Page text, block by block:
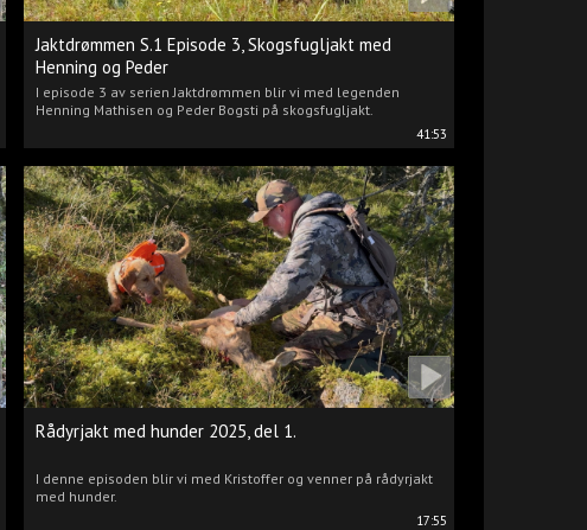
41:53
Jaktdrømmen S.1 Episode 3, Skogsfugljakt med
Henning og Peder
I episode 3 av serien Jaktdrømmen blir vi med legenden
Henning Mathisen og Peder Bogsti på skogsfugljakt.
17:55
Rådyrjakt med hunder 2025, del 1.
I denne episoden blir vi med Kristoffer og venner på rådyrjakt
med hunder.